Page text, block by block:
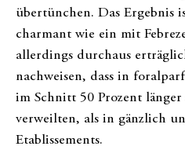
übertünchen. Das Ergebnis
charmant wie ein mit
allerdings durchaus
nachweisen, dass in
im Schnitt 50 Prozent
verweilten, als in gänzlich
Etablissements.